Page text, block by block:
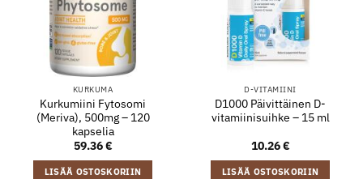
KURKUMA
Kurkumiini Fytosomi
(Meriva), 500mg – 120
kapselia
59.36€
LISÄÄ OSTOSKORIIN
D-VITAMIINI
D1000 Päivittäinen D-
vitamiinisuihke – 15 ml
10.26€
LISÄÄ OSTOSKORIIN